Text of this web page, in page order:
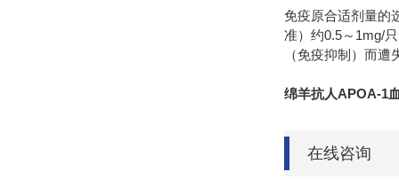
免疫原合适剂量的
准）约0.5～ 1mg/
（免疫抑
绵羊抗人APOA-1
在线咨询